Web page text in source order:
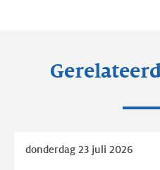
donderdag 23 juli 2026